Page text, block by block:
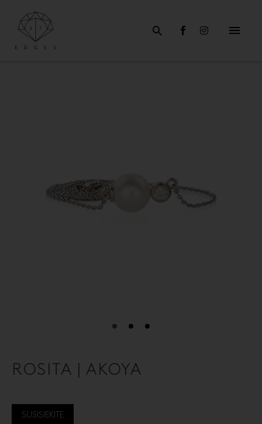
ROSITA | AKOYA
SUSISIEKITE